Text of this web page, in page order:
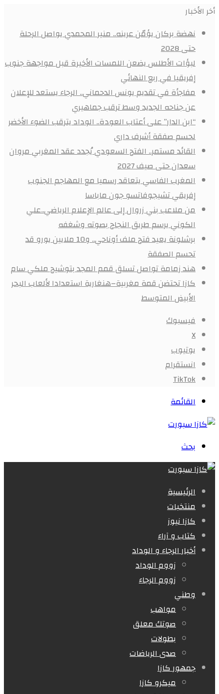
أخر الأخبار
نهضة بركان يؤمّن عرينه.. منير المحمدي يواصل الرحلة
حتى 2028
لبؤات الأطلس يضعن اللمسات الأخيرة قبل مواجهة جنوب
إفريقيا في ربع النهائي
مفاجأة في تقديم يونس الدحماني.. الرجاء يستعد للإعلان
عن جناحه الجديد وسط ترقب جماهيري
“ابن الدار” على أعتاب العودة.. الوداد يترقب الضوء الأخضر
لحسم صفقة أشرف داري
القائد مستمر.. الفتح السعودي يُجدد عقد المغربي مروان
سعدان حتى صيف 2027
المغرب الفاسي يتعاقد رسميا مع المهاجم الجنوب
إفريقي تشيجوفاتسو جون ماباسا
من ملاعب بني زروال إلى عالم الإعلام الرياضي..علي
الكوني يرسم طريق النجاح بصوته وشغفه
برشلونة يعيد فتح ملف أوناحي.. و10 ملايين يورو قد
تحسم الصفقة
هند زمامة تواصل تسلق قمم المجد بتوشيح ملكي سام
كازا تحتضن قمة مغربية–هنغارية استعدادا لألعاب البحر
الأبيض المتوسط
فيسبوك
X
يوتيوب
انستقرام
‫TikTok
القائمة
بحث
الرئيسية
منتخبات
كازا نيوز
كتاب و آراء
أخبار الرجاء و الوداد
زووم الوداد
زووم الرجاء
وطني
مواهب
صوتك معلق
بطولات
صدى الرياضات
جمهور كازا
ميكرو كازا